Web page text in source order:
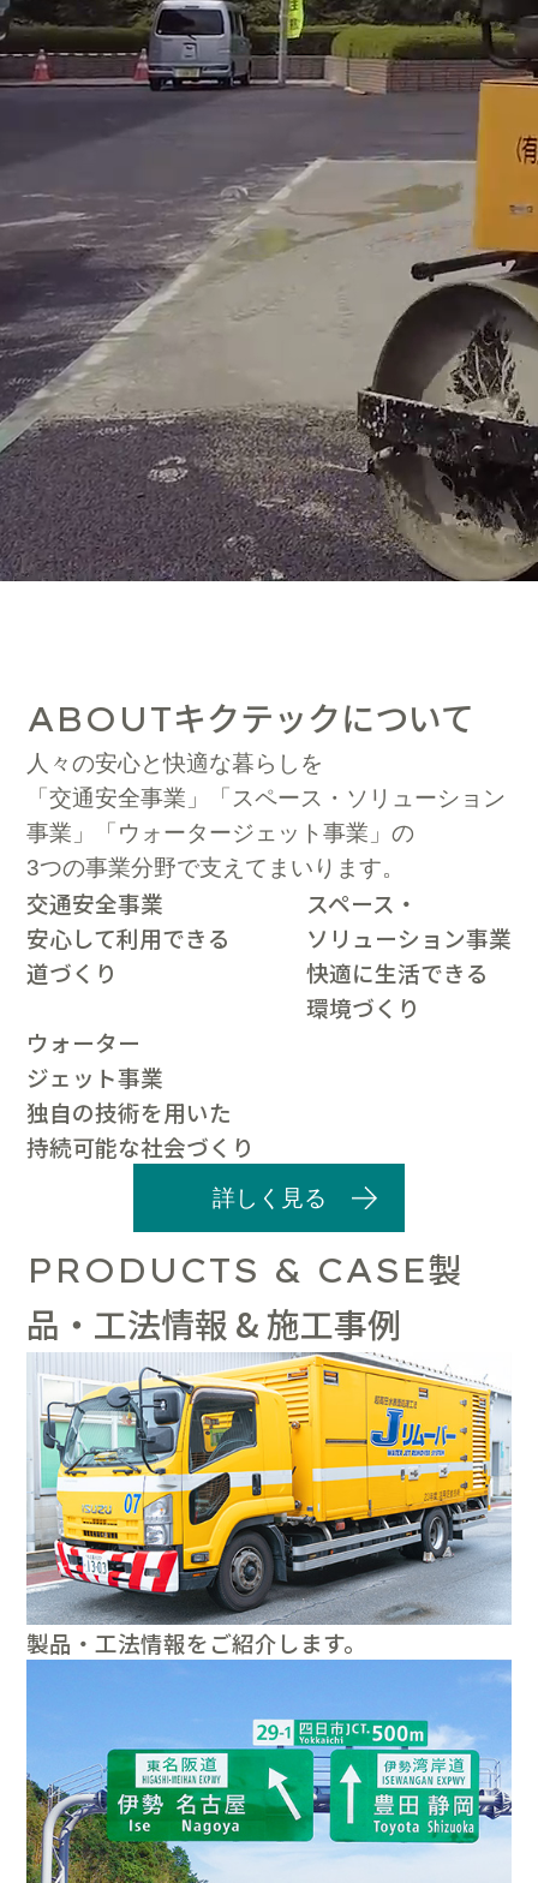
ABOUTキクテックについて
人々の安心と快適な暮らしを
「交通安全事業」「スペース・ソリューション
事業」「ウォータージェット事業」の
3つの事業分野で支えてまいります。
交通安全事業
安心して利用できる
道づくり
スペース・
ソリューション事業
快適に生活できる
環境づくり
ウォーター
ジェット事業
独自の技術を用いた
持続可能な社会づくり
詳しく見る
PRODUCTS & CASE製
品・工法情報 & 施工事例
製品・工法情報をご紹介します。